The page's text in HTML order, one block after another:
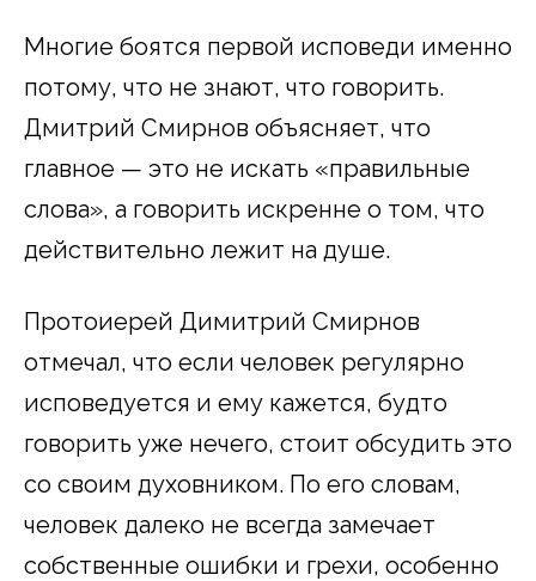
Многие боятся первой исповеди именно
потому, что не знают, что говорить.
Дмитрий Смирнов объясняет, что
главное — это не искать «правильные
слова», а говорить искренне о том, что
действительно лежит на душе.
Протоиерей Димитрий Смирнов
отмечал, что если человек регулярно
исповедуется и ему кажется, будто
говорить уже нечего, стоит обсудить это
со своим духовником. По его словам,
человек далеко не всегда замечает
собственные ошибки и грехи, особенно